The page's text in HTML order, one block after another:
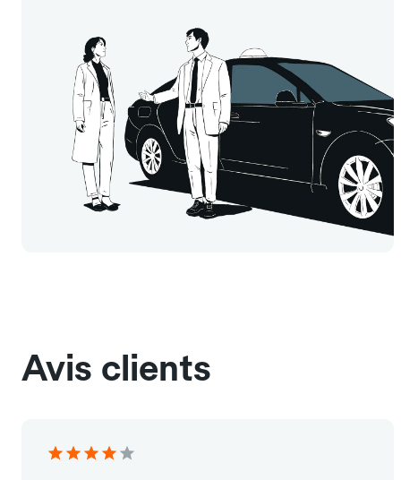
Avis clients